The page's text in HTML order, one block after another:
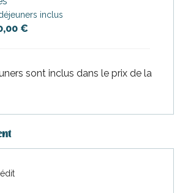
2026au
2026
inclus
€
sont inclus dans le prix de la